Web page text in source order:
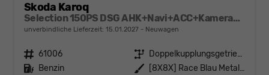
Skoda Karoq
Selection 150PS DSG AHK+Navi+ACC+Kamera+Kessy+Sitzheizung+GV5+Ambiente
unverbindliche Lieferzeit: 15.01.2027 Neuwagen
Fahrzeugnr. 61006 Getriebe
Doppelkupplungsgetriebe (DSG)
Kraftstoff Benzin Außenfarbe
[8X8X] Race Blau Metallic